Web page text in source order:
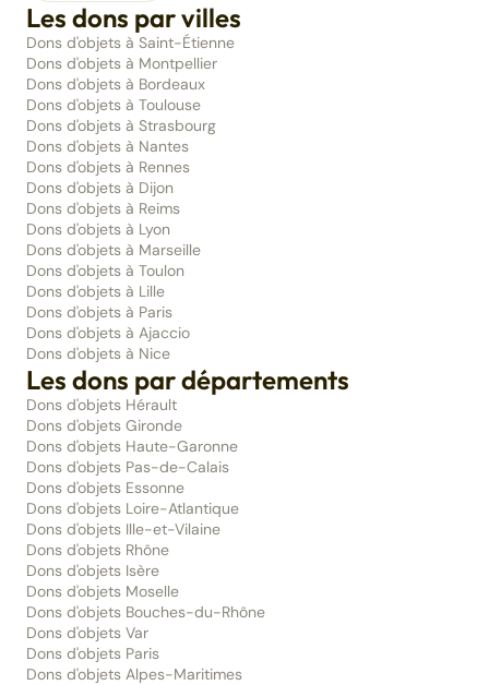
Les dons par villes
Dons d'objets à Saint-Étienne
Dons d'objets à Montpellier
Dons d'objets à Bordeaux
Dons d'objets à Toulouse
Dons d'objets à Strasbourg
Dons d'objets à Nantes
Dons d'objets à Rennes
Dons d'objets à Dijon
Dons d'objets à Reims
Dons d'objets à Lyon
Dons d'objets à Marseille
Dons d'objets à Toulon
Dons d'objets à Lille
Dons d'objets à Paris
Dons d'objets à Ajaccio
Dons d'objets à Nice
Les dons par départements
Dons d'objets Hérault
Dons d'objets Gironde
Dons d'objets Haute-Garonne
Dons d'objets Pas-de-Calais
Dons d'objets Essonne
Dons d'objets Loire-Atlantique
Dons d'objets Ille-et-Vilaine
Dons d'objets Rhône
Dons d'objets Isère
Dons d'objets Moselle
Dons d'objets Bouches-du-Rhône
Dons d'objets Var
Dons d'objets Paris
Dons d'objets Alpes-Maritimes